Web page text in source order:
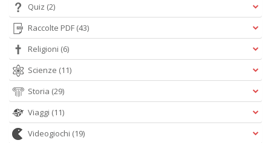
Quiz (2)
Raccolte PDF (43)
Religioni (6)
Scienze (11)
Storia (29)
Viaggi (11)
Videogiochi (19)